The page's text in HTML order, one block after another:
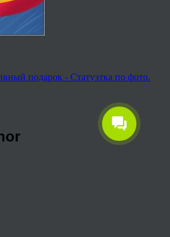
подарок - Статуэтка по фото.